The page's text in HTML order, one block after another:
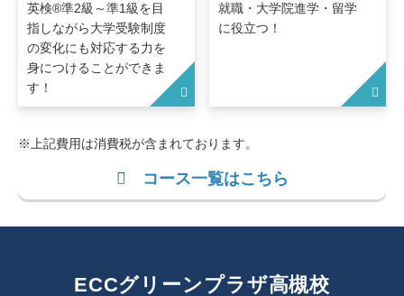
英検®準2級～準1級を目
指しながら大学受験制度
の変化にも対応する力を
身につけることができま
す！
就職・大学院進学・留学
に役立つ！
※上記費用は消費税が含まれております。
コース一覧はこちら
ECCグリーンプラザ高槻校